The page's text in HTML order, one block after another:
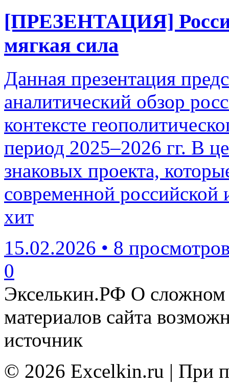
[ПРЕЗЕНТАЦИЯ]
мягкая сила
Данная презентация
аналитический обзор
контексте
период 2025–2026 гг. В
знаковых проекта,
современной
хит
15.02.2026 • 8
0
Экселькин.РФ О сложном
материалов сайта
источник
© 2026 Excelkin.ru | При